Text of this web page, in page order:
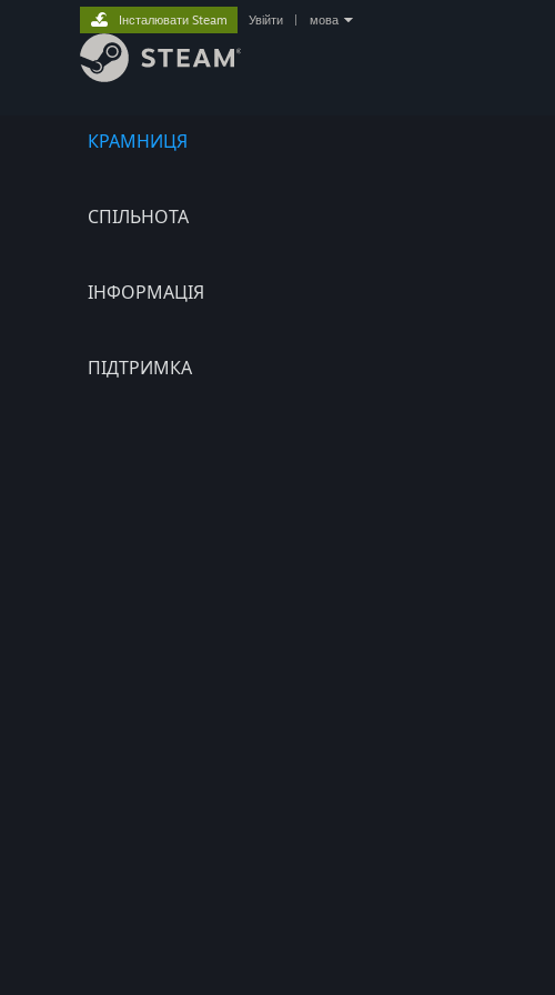
КРАМНИЦЯ
СПІЛЬНОТА
ІНФОРМАЦІЯ
ПІДТРИМКА
Інсталювати Steam Увійти мова